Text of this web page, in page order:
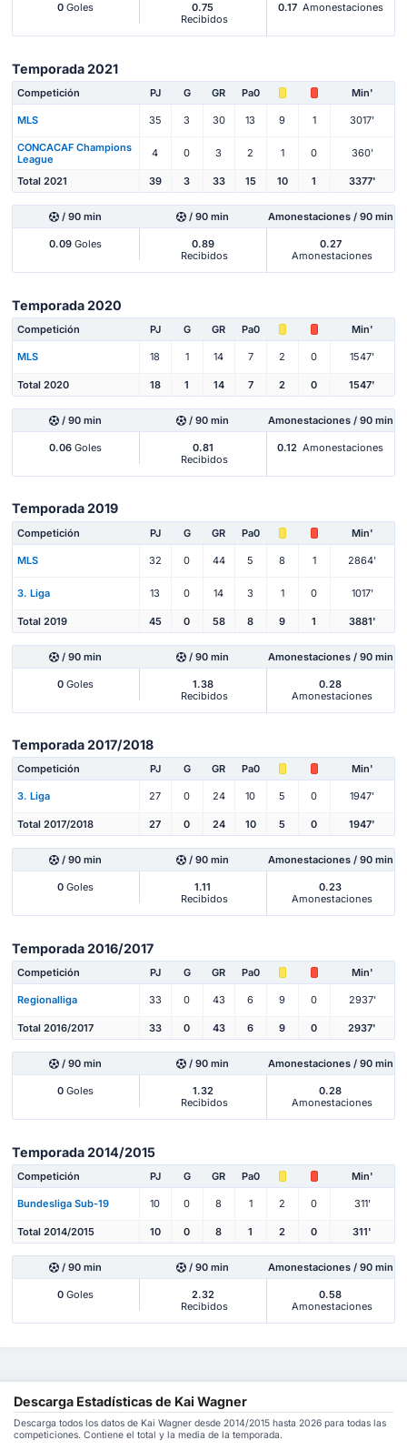
0 Goles
0.75
Recibidos
0.17 Amonestaciones
Temporada 2021
Competición PJ G GR Pa0 Min'
MLS 35 3 30 13 9 1 3017'
CONCACAF Champions
League
4 0 3 2 1 0 360'
Total 2021 39 3 33 15 10 1 3377'
/ 90 min / 90 min Amonestaciones / 90 min
0.09 Goles
0.89
Recibidos
0.27
Amonestaciones
Temporada 2020
Competición PJ G GR Pa0 Min'
MLS 18 1 14 7 2 0 1547'
Total 2020 18 1 14 7 2 0 1547'
/ 90 min / 90 min Amonestaciones / 90 min
0.06 Goles
0.81
Recibidos
0.12 Amonestaciones
Temporada 2019
Competición PJ G GR Pa0 Min'
MLS 32 0 44 5 8 1 2864'
3. Liga 13 0 14 3 1 0 1017'
Total 2019 45 0 58 8 9 1 3881'
/ 90 min / 90 min Amonestaciones / 90 min
0 Goles
1.38
Recibidos
0.28
Amonestaciones
Temporada 2017/2018
Competición PJ G GR Pa0 Min'
3. Liga 27 0 24 10 5 0 1947'
Total 2017/2018 27 0 24 10 5 0 1947'
/ 90 min / 90 min Amonestaciones / 90 min
0 Goles
1.11
Recibidos
0.23
Amonestaciones
Temporada 2016/2017
Competición PJ G GR Pa0 Min'
Regionalliga 33 0 43 6 9 0 2937'
Total 2016/2017 33 0 43 6 9 0 2937'
/ 90 min / 90 min Amonestaciones / 90 min
0 Goles
1.32
Recibidos
0.28
Amonestaciones
Temporada 2014/2015
Competición PJ G GR Pa0 Min'
Bundesliga Sub-19 10 0 8 1 2 0 311'
Total 2014/2015 10 0 8 1 2 0 311'
/ 90 min / 90 min Amonestaciones / 90 min
0 Goles
2.32
Recibidos
0.58
Amonestaciones
Descarga Estadísticas de Kai Wagner
Descarga todos los datos de Kai Wagner desde 2014/2015 hasta 2026 para todas las
competiciones. Contiene el total y la media de la temporada.